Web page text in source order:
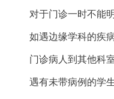
对于门诊一时不能
如遇边缘学科的疾
门诊病人到其他科
遇有未带病例的学